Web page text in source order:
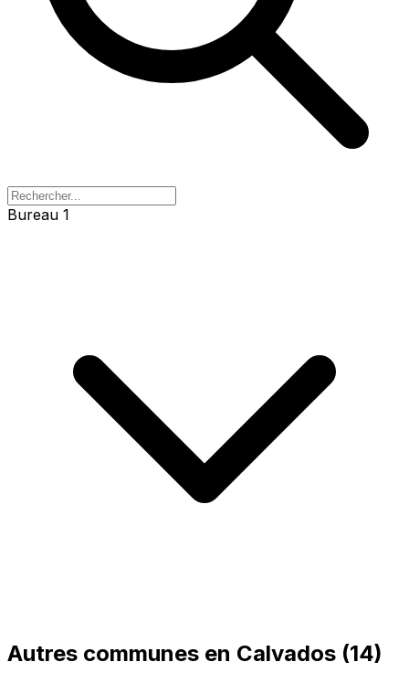
Bureau 1
Autres communes en Calvados (14)